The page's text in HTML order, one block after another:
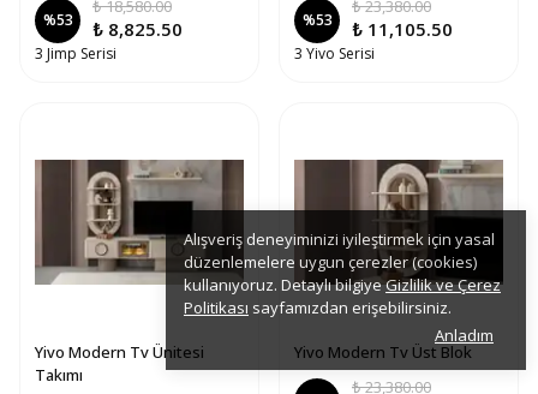
Alışveriş deneyiminizi iyileştirmek için yasal
düzenlemelere uygun çerezler (cookies)
kullanıyoruz. Detaylı bilgiyeGizlilik ve Çerez
Politikası sayfamızdan erişebilirsiniz.
Anladım
%53
₺ 18,580.00
₺ 8,825.50
3 Jimp Serisi
%53
₺ 23,380.00
₺ 11,105.50
3 Yivo Serisi
Yivo Modern Tv Ünitesi
Takımı
Yivo Modern Tv Üst Blok
₺ 23,380.00